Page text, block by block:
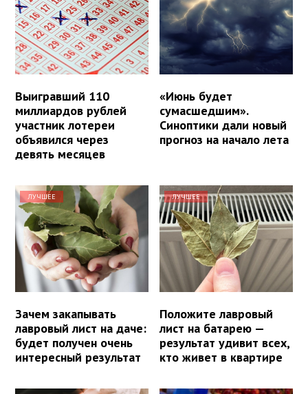
Выигравший 110
миллиардов рублей
участник лотереи
объявился через
девять месяцев
«Июнь будет
сумасшедшим».
Синоптики дали новый
прогноз на начало лета
ЛУЧШЕЕ
Зачем закапывать
лавровый лист на даче:
будет получен очень
интересный результат
ЛУЧШЕЕ
Положите лавровый
лист на батарею —
результат удивит всех,
кто живет в квартире